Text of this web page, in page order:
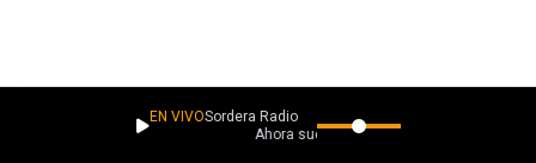
EN VIVOSordera Radio
Ahora suena